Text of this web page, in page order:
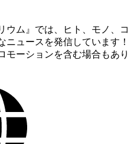
ウム』では、ヒト、モノ、コ
ニュースを発信しています！
モーションを含む場合もあり